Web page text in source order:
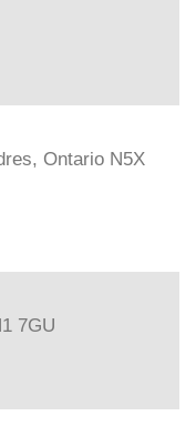
Ontario N5X
7GU